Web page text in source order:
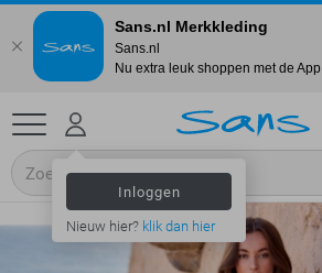
Inloggen
Nieuw hier? klik dan hier
Sans.nl Merkkleding
Sans.nl
Nu extra leuk shoppen met de App.